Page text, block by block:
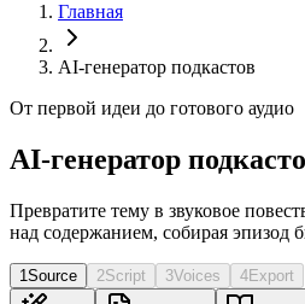
Главная
AI-генератор подкастов
От первой идеи до готового аудио
AI-генератор
Превратите тему в звуковое
над содержанием, собирая эпизод
1 Source 2Script 3Voices 4Export